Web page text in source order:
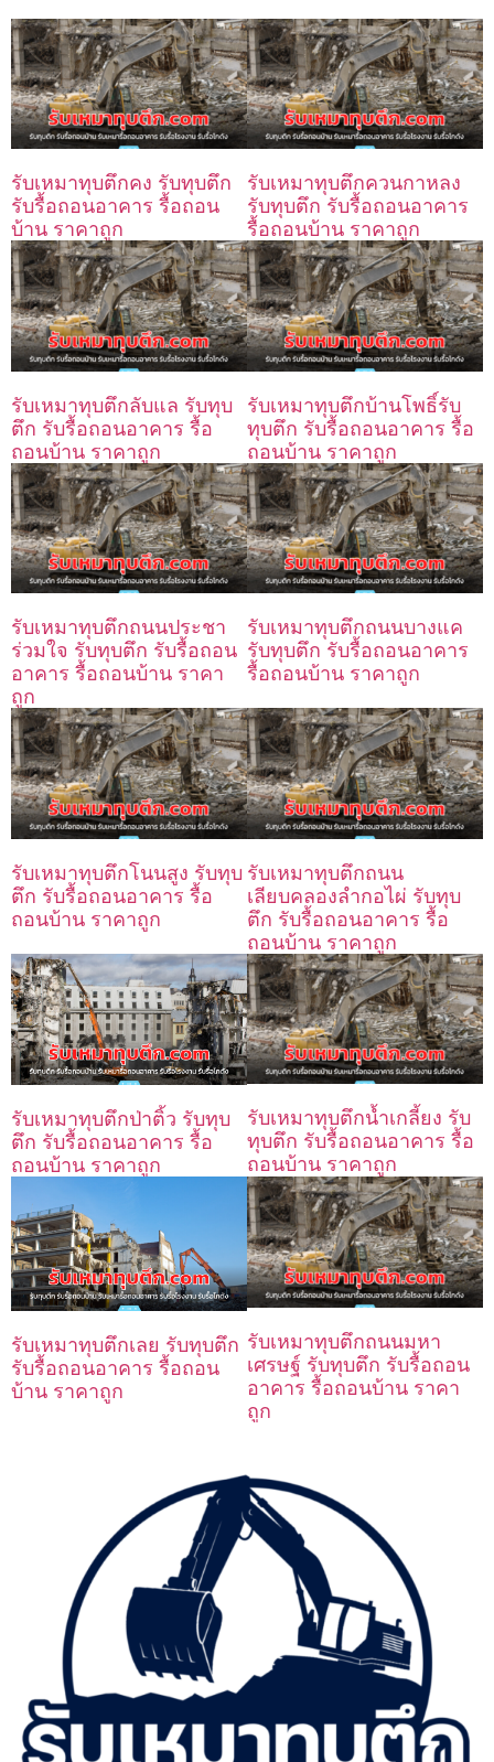
รับเหมาทุบตึกคง รับทุบตึก
รับรื้อถอนอาคาร รื้อถอน
บ้าน ราคาถูก
รับเหมาทุบตึกควนกาหลง
รับทุบตึก รับรื้อถอนอาคาร
รื้อถอนบ้าน ราคาถูก
รับเหมาทุบตึกลับแล รับทุบ
ตึก รับรื้อถอนอาคาร รื้อ
ถอนบ้าน ราคาถูก
รับเหมาทุบตึกบ้านโพธิ์รับ
ทุบตึก รับรื้อถอนอาคาร รื้อ
ถอนบ้าน ราคาถูก
รับเหมาทุบตึกถนนประชา
ร่วมใจ รับทุบตึก รับรื้อถอน
อาคาร รื้อถอนบ้าน ราคา
ถูก
รับเหมาทุบตึกถนนบางแค
รับทุบตึก รับรื้อถอนอาคาร
รื้อถอนบ้าน ราคาถูก
รับเหมาทุบตึกโนนสูง รับทุบ
ตึก รับรื้อถอนอาคาร รื้อ
ถอนบ้าน ราคาถูก
รับเหมาทุบตึกถนน
เลียบคลองลำกอไผ่ รับทุบ
ตึก รับรื้อถอนอาคาร รื้อ
ถอนบ้าน ราคาถูก
รับเหมาทุบตึกป่าติ้ว รับทุบ
ตึก รับรื้อถอนอาคาร รื้อ
ถอนบ้าน ราคาถูก
รับเหมาทุบตึกน้ำเกลี้ยง รับ
ทุบตึก รับรื้อถอนอาคาร รื้อ
ถอนบ้าน ราคาถูก
รับเหมาทุบตึกเลย รับทุบตึก
รับรื้อถอนอาคาร รื้อถอน
บ้าน ราคาถูก
รับเหมาทุบตึกถนนมหา
เศรษฐ์ รับทุบตึก รับรื้อถอน
อาคาร รื้อถอนบ้าน ราคา
ถูก